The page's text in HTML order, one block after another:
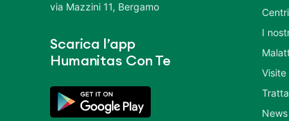
via Mazzini 11, Bergamo
Scarica l’app
Humanitas Con Te
Centri
I
Visite
News